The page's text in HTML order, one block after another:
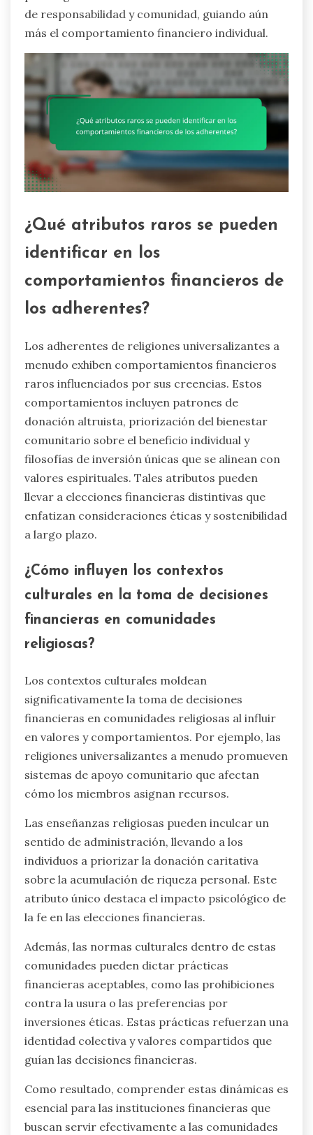
de responsabilidad y comunidad, guiando aún
más el comportamiento financiero individual.
¿Qué atributos raros se pueden
identificar en los
comportamientos financieros de
los adherentes?
Los adherentes de religiones universalizantes a
menudo exhiben comportamientos financieros
raros influenciados por sus creencias. Estos
comportamientos incluyen patrones de
donación altruista, priorización del bienestar
comunitario sobre el beneficio individual y
filosofías de inversión únicas que se alinean con
valores espirituales. Tales atributos pueden
llevar a elecciones financieras distintivas que
enfatizan consideraciones éticas y sostenibilidad
a largo plazo.
¿Cómo influyen los contextos
culturales en la toma de decisiones
financieras en comunidades
religiosas?
Los contextos culturales moldean
significativamente la toma de decisiones
financieras en comunidades religiosas al influir
en valores y comportamientos. Por ejemplo, las
religiones universalizantes a menudo promueven
sistemas de apoyo comunitario que afectan
cómo los miembros asignan recursos.
Las enseñanzas religiosas pueden inculcar un
sentido de administración, llevando a los
individuos a priorizar la donación caritativa
sobre la acumulación de riqueza personal. Este
atributo único destaca el impacto psicológico de
la fe en las elecciones financieras.
Además, las normas culturales dentro de estas
comunidades pueden dictar prácticas
financieras aceptables, como las prohibiciones
contra la usura o las preferencias por
inversiones éticas. Estas prácticas refuerzan una
identidad colectiva y valores compartidos que
guían las decisiones financieras.
Como resultado, comprender estas dinámicas es
esencial para las instituciones financieras que
buscan servir efectivamente a las comunidades